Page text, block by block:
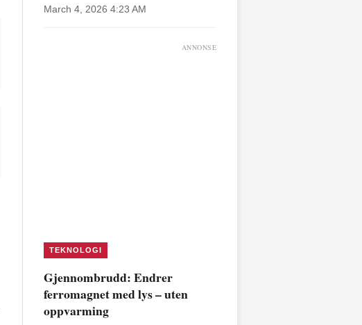
March 4, 2026 4:23 AM
ANNONSE
TEKNOLOGI
Gjennombrudd: Endrer
ferromagnet med lys – uten
oppvarming